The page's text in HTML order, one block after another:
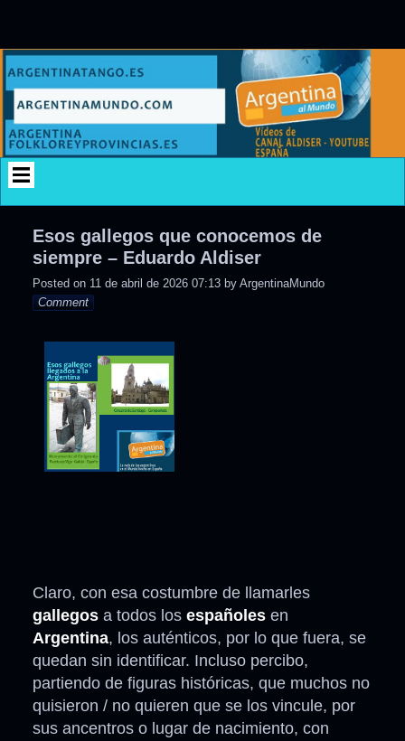
content
Esos gallegos que conocemos de
siempre – Eduardo Aldiser
Posted on 11 de abril de 2026 07:13 by ArgentinaMundo
Comment
Claro, con esa costumbre de llamarles
gallegos a todos los españoles en
Argentina, los auténticos, por lo que fuera, se
quedan sin identificar. Incluso percibo,
partiendo de figuras históricas, que muchos no
quisieron / no quieren que se los vincule, por
sus ancentros o lugar de nacimiento, con